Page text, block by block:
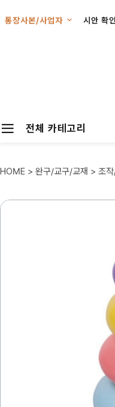
통장사본/사업자 시안 확
전체 카테고리
HOME > 완구/교구/교재 > 조